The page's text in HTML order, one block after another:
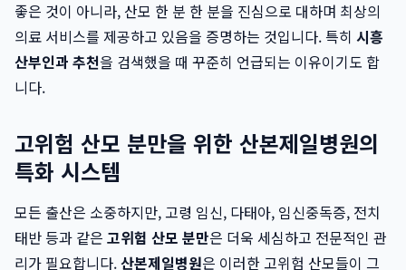
좋은 것이 아니라, 산모 한 분 한 분을 진심으로 대하며 최상의
의료 서비스를 제공하고 있음을 증명하는 것입니다. 특히 시흥
산부인과 추천을 검색했을 때 꾸준히 언급되는 이유이기도 합
니다.
고위험 산모 분만을 위한 산본제일병원의
특화 시스템
모든 출산은 소중하지만, 고령 임신, 다태아, 임신중독증, 전치
태반 등과 같은 고위험 산모 분만은 더욱 세심하고 전문적인 관
리가 필요합니다.산본제일병원은 이러한 고위험 산모들이 그